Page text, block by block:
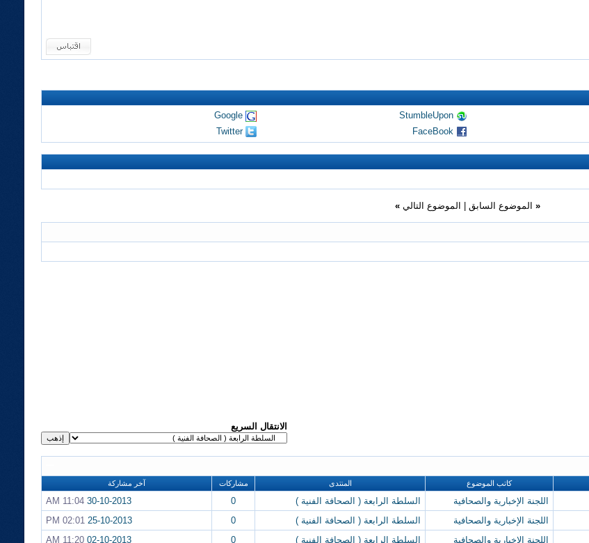
StumbleUpon
Google
FaceBook
Twitter
« الموضوع السابق الموضوع التالي »
الانتقال السريع
كاتب الموضوع المنتدى مشاركات آخر مشاركة
اللجنة الإخبارية والصحافية السلطة الرابعة ( الصحافة الفنية ) 0
30-10-2013
11:04 AM
اللجنة الإخبارية والصحافية السلطة الرابعة ( الصحافة الفنية ) 0
25-10-2013
02:01 PM
اللجنة الإخبارية والصحافية السلطة الرابعة ( الصحافة الفنية ) 0
02-10-2013
11:20 AM